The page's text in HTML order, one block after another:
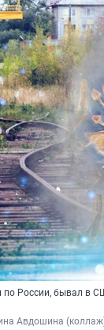
по России, бывал в
Авдошина